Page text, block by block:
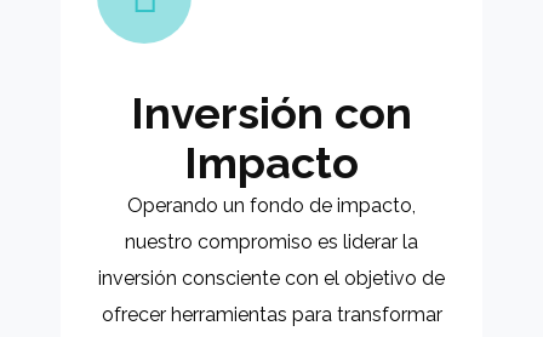
Inversión con
Impacto​
Operando un fondo de impacto,
nuestro compromiso es liderar la
inversión consciente con el objetivo de
ofrecer herramientas para transformar